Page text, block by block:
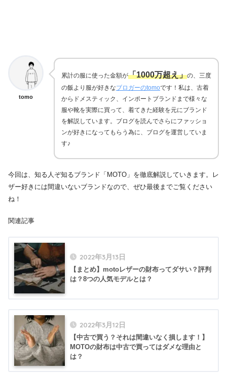
tomo
累計の服に使った金額が「1000万超え」の、三度
の飯より服が好きなブロガーのtomoです！私は、古着
からドメスティック、インポートブランドまで様々な
服や靴を実際に買って、着てきた経験を元にブランド
を解説しています。ブログを読んでさらにファッショ
ンが好きになってもらう為に、ブログを運営していま
す♪
今回は、知る人ぞ知るブランド「MOTO」を徹底解説していきます。レ
ザー好きには間違いないブランドなので、ぜひ最後までご覧ください
ね！
関連記事
2022年3月13日
【まとめ】motoレザーの財布ってダサい？評判
は？8つの人気モデルとは？
2022年3月12日
【中古で買う？それは間違いなく損します！】
MOTOの財布は中古で買ってはダメな理由と
は？